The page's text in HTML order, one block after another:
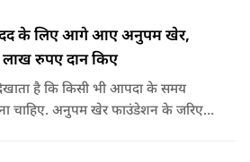
के लिए आगे आए अनुपम खेर,
लाख रुपए दान किए
है कि किसी भी आपदा के समय
चाहिए. अनुपम खेर फाउंडेशन के जरिए